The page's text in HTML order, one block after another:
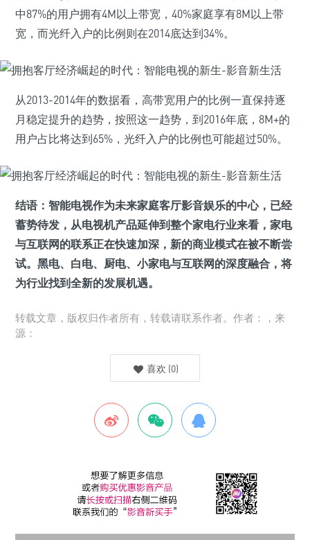
中87%的用户拥有4M以上带宽，40%家庭享有8M以上带
宽，而光纤入户的比例则在2014底达到34%。
从2013-2014年的数据看，高带宽用户的比例一直保持逐
月稳定提升的趋势，按照这一趋势，到2016年底，8M+的
用户占比将达到65%，光纤入户的比例也可能超过50%。
结语： 智能电视作为未来家庭客厅影音娱乐的中心，已经
蓄势待发，从电视机产品延伸到整个家电行业来看，家电
与互联网的联系正在快速加深，新的商业模式在被不断尝
试。黑电、白电、厨电、小家电与互联网的深度融合，将
为行业找到全新的发展机遇。
转载文章，版权归作者所有，转载请联系作者。作者：，来
源：
喜欢 (0)